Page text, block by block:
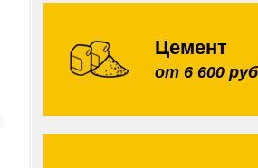
Цемент
от 6 600 руб